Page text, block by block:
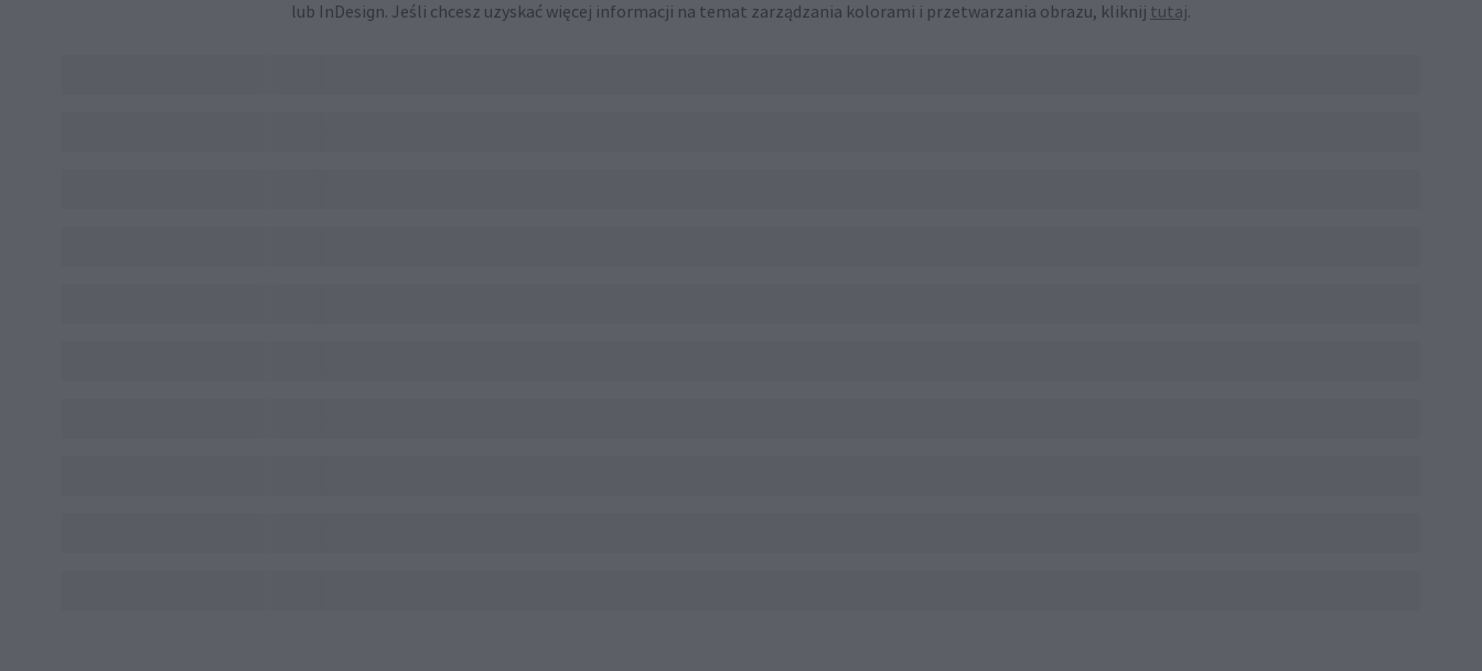
lub InDesign. Jeśli chcesz uzyskać więcej informacji na temat zarządzania kolorami i przetwarzania obrazu, kliknij tutaj.